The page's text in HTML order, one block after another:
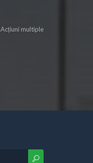
Acțiuni multiple